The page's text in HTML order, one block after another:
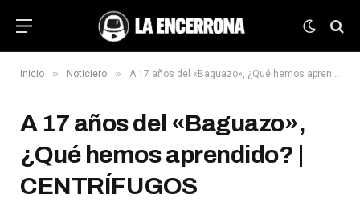
Inicio » Noticiero » A 17 años del «Baguazo», ¿Qué hemos aprendido? | CENTRÍFUGOS
A 17 años del «Baguazo»,
¿Qué hemos aprendido? |
CENTRÍFUGOS